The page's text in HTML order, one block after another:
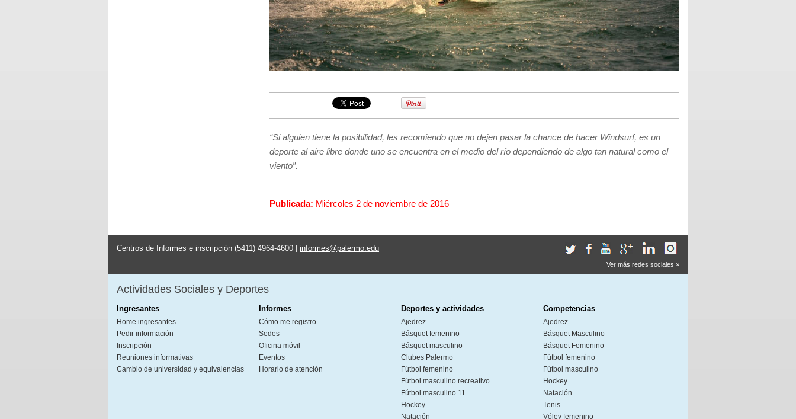
“Si alguien tiene la posibilidad, les recomiendo que no dejen pasar la chance de hacer Windsurf, es un
deporte al aire libre donde uno se encuentra en el medio del río dependiendo de algo tan natural como el
viento”.
Publicada: Miércoles 2 de noviembre de 2016
Centros de Informes e inscripción (5411) 4964-4600 | informes@palermo.edu
Ver más redes sociales »
Actividades Sociales y Deportes
Ingresantes
Home ingresantes
Pedir información
Inscripción
Reuniones informativas
Cambio de universidad y equivalencias
Informes
Cómo me registro
Sedes
Oficina móvil
Eventos
Horario de atención
Deportes y actividades
Ajedrez
Básquet femenino
Básquet masculino
Clubes Palermo
Fútbol femenino
Fútbol masculino recreativo
Fútbol masculino 11
Hockey
Natación
Competencias
Ajedrez
Básquet Masculino
Básquet Femenino
Fútbol femenino
Fútbol masculino
Hockey
Natación
Tenis
Vóley femenino